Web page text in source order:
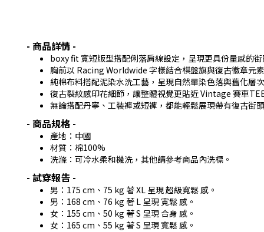
- 商品詳情 -
boxy fit 寬短版型搭配俐落肩線設定，呈現更具份量感的
胸前以 Racing Worldwide 字樣結合棋盤旗與復古徽章元
純棉布料搭配泥染水洗工藝，呈現自然暈染色落與舊化層
復古裂紋感印花細節，讓整體視覺更貼近 Vintage 賽車
無論搭配丹寧、工裝褲或短褲，都能輕鬆展現帶有復古街
- 商品規格 -
產地：中國
材質：棉100%
洗滌：可冷水柔和機洗，其他請參考商品內洗標。
- 試穿報告 -
男：175 cm、75 kg 著 XL 呈現 超級寬鬆 感。
男：168 cm、76 kg 著 L 呈現 寬鬆 感。
女：155 cm、50 kg 著 S 呈現 合身 感。
女：165 cm、55 kg 著 S 呈現 寬鬆 感。